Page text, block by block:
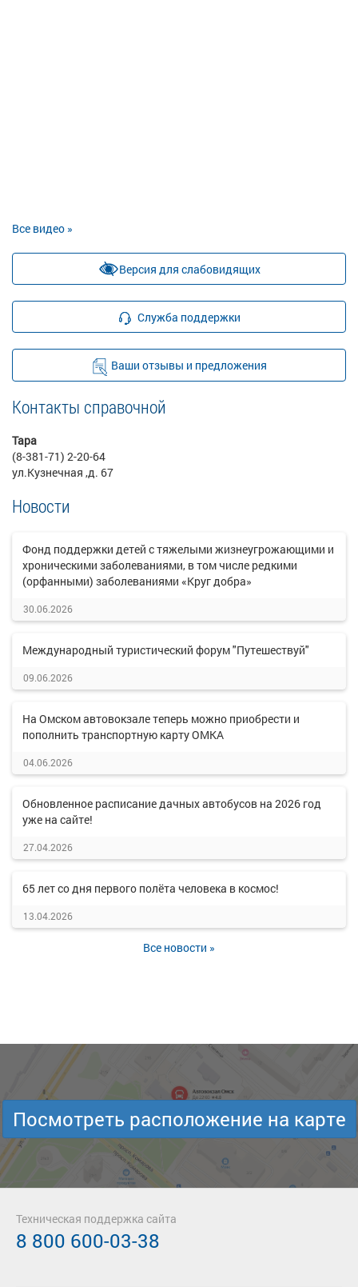
Все видео »
Версия для слабовидящих
Служба поддержки
Ваши отзывы и предложения
Контакты справочной
Тара
(8-381-71) 2-20-64
ул.Кузнечная ,д. 67
Новости
Фонд поддержки детей с тяжелыми жизнеугрожающими и
хроническими заболеваниями, в том числе редкими
(орфанными) заболеваниями «Круг добра»
30.06.2026
Международный туристический форум "Путешествуй"
09.06.2026
На Омском автовокзале теперь можно приобрести и
пополнить транспортную карту ОМКА
04.06.2026
Обновленное расписание дачных автобусов на 2026 год
уже на сайте!
27.04.2026
65 лет со дня первого полёта человека в космос!
13.04.2026
Все новости »
Посмотреть расположение на карте
Техническая поддержка сайта
8 800 600-03-38